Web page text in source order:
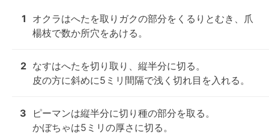
1
オクラはへたを取りガクの部分をくるりとむき、爪
楊枝で数か所穴をあける。
2 なすはへたを切り取り、縦半分に切る。
皮の方に斜めに5ミリ間隔で浅く切れ目を入れる。
3
ピーマンは縦半分に切り種の部分を取る。
かぼちゃは5ミリの厚さに切る。